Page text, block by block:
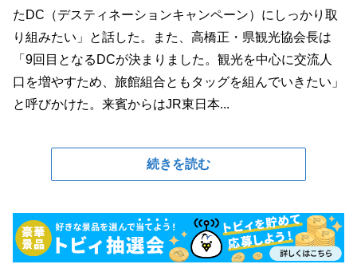
たDC（デスティネーションキャンペーン）にしっかり取
り組みたい」と話した。また、高橋正・県観光協会長は
「9回目となるDCが決まりました。観光を中心に交流人
口を増やすため、旅館組合ともタッグを組んでいきたい」
と呼びかけた。来賓からはJR東日本...
続きを読む